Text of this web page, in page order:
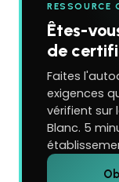
RESSOURCE
Êtes-
de
Faites
exigences
vérifient sur
Blanc. 5